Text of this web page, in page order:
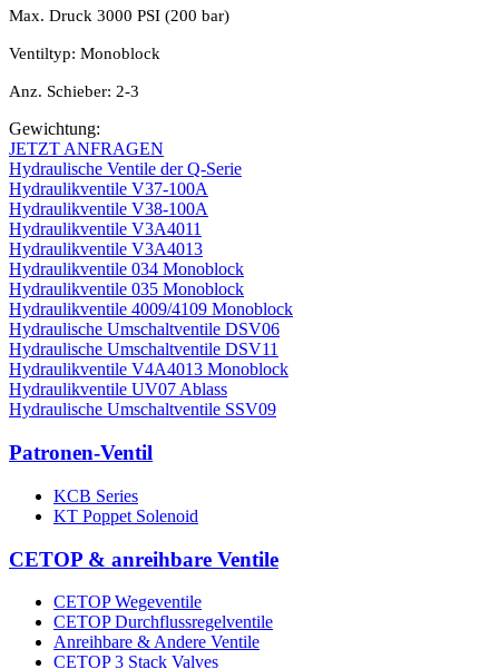
Max. Druck 3000 PSI (200 bar)
Ventiltyp: Monoblock
Anz. Schieber: 2-3
Gewichtung:
JETZT ANFRAGEN
Hydraulische Ventile der Q-Serie
Hydraulikventile V37-100A
Hydraulikventile V38-100A
Hydraulikventile V3A4011
Hydraulikventile V3A4013
Hydraulikventile 034 Monoblock
Hydraulikventile 035 Monoblock
Hydraulikventile 4009/4109 Monoblock
Hydraulische Umschaltventile DSV06
Hydraulische Umschaltventile DSV11
Hydraulikventile V4A4013 Monoblock
Hydraulikventile UV07 Ablass
Hydraulische Umschaltventile SSV09
Patronen-Ventil
KCB Series
KT Poppet Solenoid
CETOP & anreihbare Ventile
CETOP Wegeventile
CETOP Durchflussregelventile
Anreihbare & Andere Ventile
CETOP 3 Stack Valves